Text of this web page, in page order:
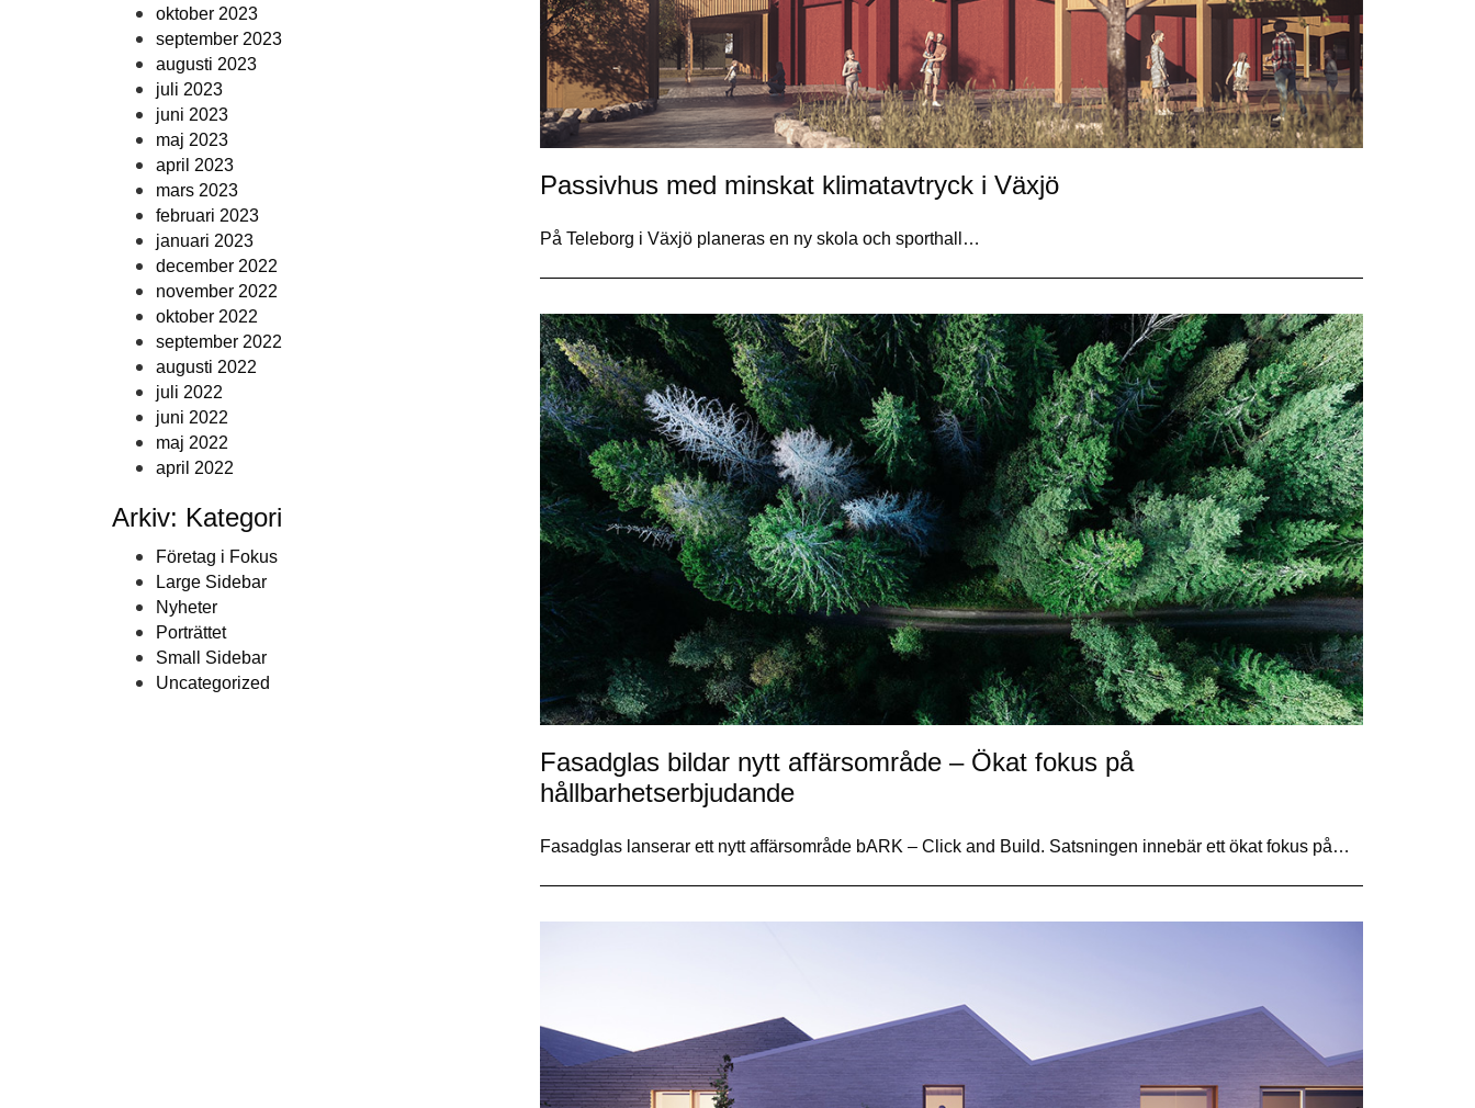
oktober 2023
september 2023
augusti 2023
juli 2023
juni 2023
maj 2023
april 2023
mars 2023
februari 2023
januari 2023
december 2022
november 2022
oktober 2022
september 2022
augusti 2022
juli 2022
juni 2022
maj 2022
april 2022
Arkiv: Kategori
Företag i Fokus
Large Sidebar
Nyheter
Porträttet
Small Sidebar
Uncategorized
Passivhus med minskat klimatavtryck i Växjö
På Teleborg i Växjö planeras en ny skola och sporthall…
Fasadglas bildar nytt affärsområde – Ökat fokus på
hållbarhetserbjudande
Fasadglas lanserar ett nytt affärsområde bARK – Click and Build. Satsningen innebär ett ökat fokus på…